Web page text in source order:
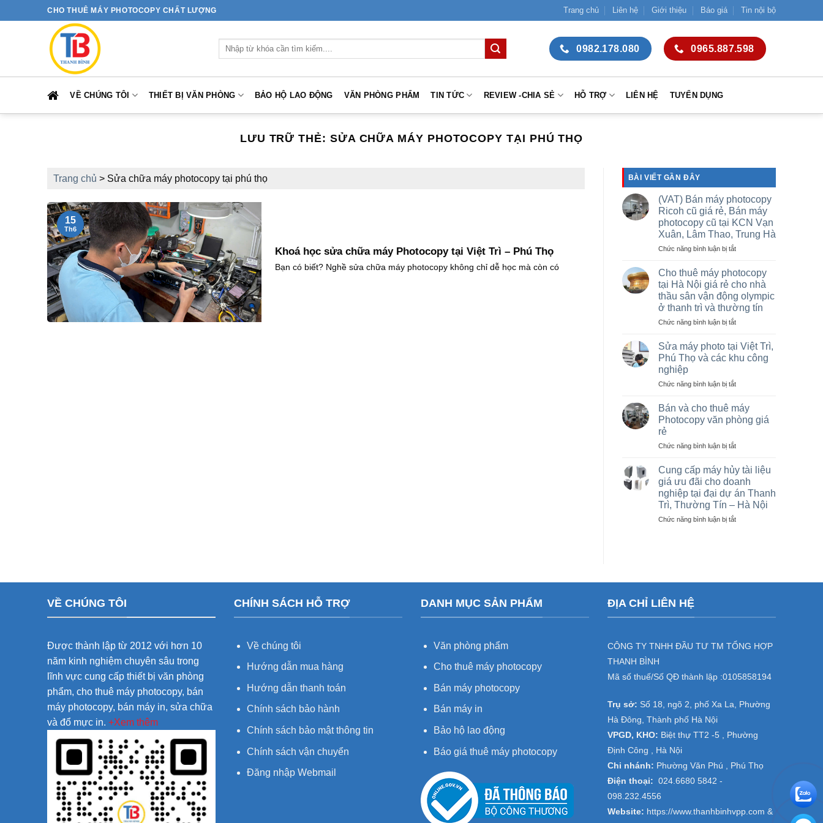
qua
CHO THUÊ MÁY PHOTOCOPY CHẤT LƯỢNG Trang chủ Liên hệ Giới thiệu Báo giá Tin nội bộ
Tìm
kiếm:
0982.178.080 0965.887.598
VỀ CHÚNG TÔI THIẾT BỊ VĂN PHÒNG BẢO HỘ LAO ĐỘNG VĂN PHÒNG PHẨM TIN TỨC REVIEW -CHIA SẺ HỖ TRỢ LIÊN HỆ TUYỂN DỤNG
LƯU TRỮ THẺ: SỬA CHỮA MÁY PHOTOCOPY TẠI PHÚ THỌ
Trang chủ > Sửa chữa máy photocopy tại phú thọ
Khoá học sửa chữa máy Photocopy tại Việt Trì – Phú Thọ
Bạn có biết? Nghề sửa chữa máy photocopy không chỉ dễ học mà còn có
15
Th6
BÀI VIẾT GẦN ĐÂY
(VAT) Bán máy photocopy
Ricoh cũ giá rẻ, Bán máy
photocopy cũ tại KCN Vạn
Xuân, Lâm Thao, Trung Hà
Chức năng bình luận bị tắtở
Bán
máy
photocopy
Ricoh
cũ
giá
Bán
máy
photocopy
tại
Vạn
Xuân,
Lâm
Trung
Cho thuê máy photocopy
tại Hà Nội giá rẻ cho nhà
thầu sân vận động olympic
ở thanh trì và thường tín
Chức năng bình luận bị tắtở
thuê
máy
photocopy
Hà
giá
rẻ
cho
thầu
vận
động
olympic
ở
thanh
trì
Sửa máy photo tại Việt Trì,
Phú Thọ và các khu công
nghiệp
Chức năng bình luận bị tắtở
máy
photo
tại
Trì,
Thọ
và
các
khu
công
nghiệp
Bán và cho thuê máy
Photocopy văn phòng giá
rẻ
Chức năng bình luận bị tắtở
cho
thuê
máy
Photocopy
văn
Cung cấp máy hủy tài liệu
giá ưu đãi cho doanh
nghiệp tại đại dự án Thanh
Trì, Thường Tín – Hà Nội
Chức năng bình luận bị tắtở
liệu
nghiệp
dự
Trì,
–
VỀ CHÚNG TÔI
Được thành lập từ 2012 với hơn 10
năm kinh nghiệm chuyên sâu trong
lĩnh vực cung cấp thiết bị văn phòng
phẩm, cho thuê máy photocopy, bán
máy photocopy, bán máy in, sửa chữa
và đổ mực in. +Xem thêm
CHÍNH SÁCH HỖ TRỢ
Về chúng tôi
Hướng dẫn mua hàng
Hướng dẫn thanh toán
Chính sách bảo hành
Chính sách bảo mật thông tin
Chính sách vận chuyển
Đăng nhập Webmail
DANH MỤC SẢN PHẨM
Văn phòng phẩm
Cho thuê máy photocopy
Bán máy photocopy
Bán máy in
Bảo hộ lao động
Báo giá thuê máy photocopy
ĐỊA CHỈ LIÊN HỆ
CÔNG TY TNHH ĐẦU TƯ TM TỔNG HỢP
THANH BÌNH
Mã số thuế/Số QĐ thành lập :0105858194
Trụ sở: Số 18, ngõ 2, phố Xa La, Phường
Hà Đông, Thành phố Hà Nội
VPGD, KHO: Biệt thự TT2 -5 , Phường
Định Công , Hà Nội
Chi nhánh: Phường Văn Phú , Phú Thọ
Điện thoại: 024.6680 5842 -
098.232.4556
Website: https://www.thanhbinhvpp.com &